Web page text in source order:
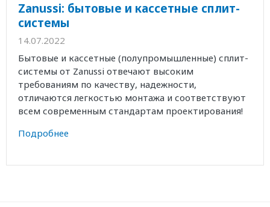
Zanussi: бытовые и кассетные сплит-
системы
14.07.2022
Бытовые и кассетные (полупромышленные) сплит-
системы от Zanussi отвечают высоким
требованиям по качеству, надежности,
отличаются легкостью монтажа и соответствуют
всем современным стандартам проектирования!
Подробнее